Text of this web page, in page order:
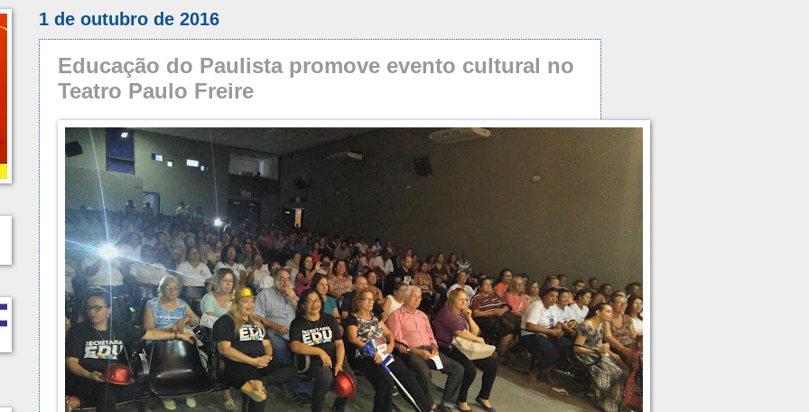
1 de outubro de 2016
Educação do Paulista promove evento cultural no
Teatro Paulo Freire